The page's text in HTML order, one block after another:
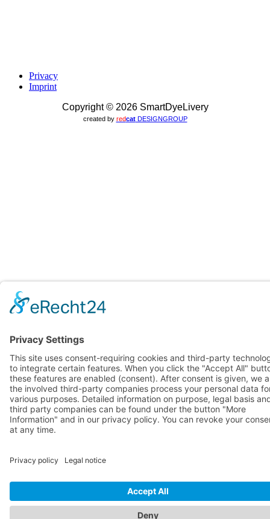
Privacy
Imprint
Copyright © 2026 SmartDyeLivery
created by redcatDESIGNGROUP